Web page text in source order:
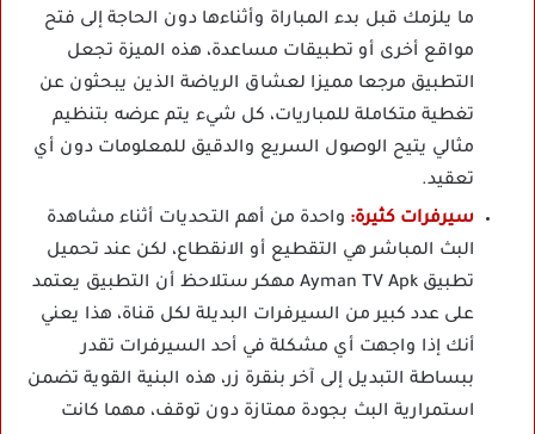
ما يلزمك قبل بدء المباراة وأثناءها دون الحاجة إلى فتح
مواقع أخرى أو تطبيقات مساعدة، هذه الميزة تجعل
التطبيق مرجعا مميزا لعشاق الرياضة الذين يبحثون عن
تغطية متكاملة للمباريات، كل شيء يتم عرضه بتنظيم
مثالي يتيح الوصول السريع والدقيق للمعلومات دون أي
تعقيد.
سيرفرات كثيرة: واحدة من أهم التحديات أثناء مشاهدة
البث المباشر هي التقطيع أو الانقطاع، لكن عند تحميل
تطبيق Ayman TV Apk مهكر ستلاحظ أن التطبيق يعتمد
على عدد كبير من السيرفرات البديلة لكل قناة، هذا يعني
أنك إذا واجهت أي مشكلة في أحد السيرفرات تقدر
ببساطة التبديل إلى آخر بنقرة زر، هذه البنية القوية تضمن
استمرارية البث بجودة ممتازة دون توقف، مهما كانت